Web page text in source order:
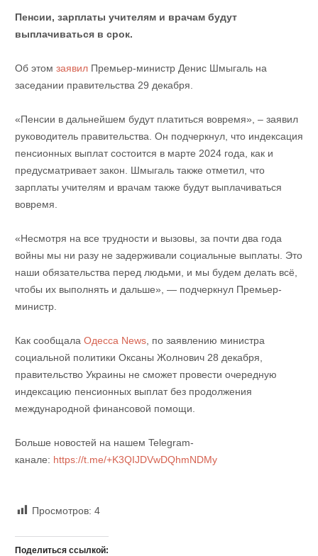
Пенсии, зарплаты учителям и врачам будут
выплачиваться в срок.
Об этом заявилПремьер-министр Денис Шмыгаль на
заседании правительства 29 декабря.
«Пенсии в дальнейшем будут платиться вовремя», – заявил
руководитель правительства. Он подчеркнул, что индексация
пенсионных выплат состоится в марте 2024 года, как и
предусматривает закон. Шмыгаль также отметил, что
зарплаты учителям и врачам также будут выплачиваться
вовремя.
«Несмотря на все трудности и вызовы, за почти два года
войны мы ни разу не задерживали социальные выплаты. Это
наши обязательства перед людьми, и мы будем делать всё,
чтобы их выполнять и дальше», — подчеркнул Премьер-
министр.
Как сообщала Одесса News, по заявлению министра
социальной политики Оксаны Жолнович 28 декабря,
правительство Украины не сможет провести очередную
индексацию пенсионных выплат без продолжения
международной финансовой помощи.
Больше новостей на нашем Telegram-
канале: https://t.me/+K3QIJDVwDQhmNDMy
Просмотров: 4
Поделиться ссылкой: